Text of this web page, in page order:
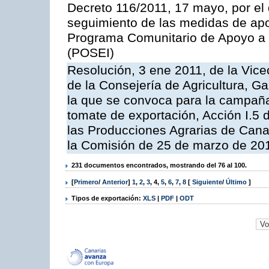
Decreto 116/2011, 17 mayo, por
seguimiento de las medidas de
Programa Comunitario de Apoyo
(POSEI)
Resolución, 3 ene 2011, de la
de la Consejería de Agricultura,
la que se convoca para la
tomate de exportación, Acción I.5
las Producciones Agrarias de
la Comisión de 25 de marzo de
231 documentos encontrados, mostrando del 76 al 100.
[Primero/ Anterior] 1, 2, 3, 4, 5, 6, 7, 8 [ Siguiente/ Último ]
Tipos de exportación: XLS | PDF | ODT